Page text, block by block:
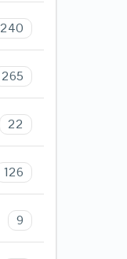
240
265
22
126
9